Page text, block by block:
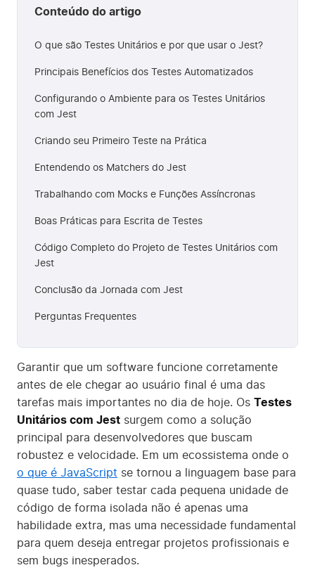
Garantir que um software funcione corretamente
antes de ele chegar ao usuário final é uma das
tarefas mais importantes no dia de hoje. Os Testes
Unitários com Jest surgem como a solução
principal para desenvolvedores que buscam
robustez e velocidade. Em um ecossistema onde o
o que é JavaScript se tornou a linguagem base para
quase tudo, saber testar cada pequena unidade de
código de forma isolada não é apenas uma
habilidade extra, mas uma necessidade fundamental
para quem deseja entregar projetos profissionais e
sem bugs inesperados.
Conteúdo do artigo
O que são Testes Unitários e por que usar o Jest?
Principais Benefícios dos Testes Automatizados
Configurando o Ambiente para os Testes Unitários
com Jest
Criando seu Primeiro Teste na Prática
Entendendo os Matchers do Jest
Trabalhando com Mocks e Funções Assíncronas
Boas Práticas para Escrita de Testes
Código Completo do Projeto de Testes Unitários com
Jest
Conclusão da Jornada com Jest
Perguntas Frequentes